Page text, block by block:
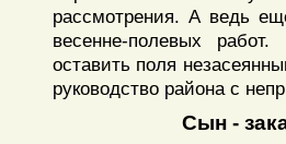
рассмотрения. А ведь
весенне-полевых
оставить поля
руководство района с
Сын -